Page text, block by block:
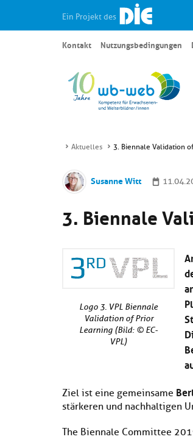
Ein Projekt des
Kontakt Nutzungsbedingungen
Aktuelles 3. Biennale Validation
Susanne Witt
3. Biennale
Logo 3. VPL Biennale
Validation of Prior
Learning (Bild: © EC-
VPL)
Ziel ist eine gemeinsame
stärkeren und nachhaltigen
The Biennale Committee